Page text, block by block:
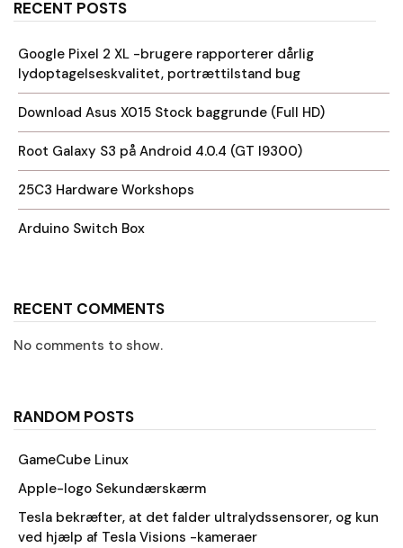
RECENT POSTS
Google Pixel 2 XL -brugere rapporterer dårlig
lydoptagelseskvalitet, portrættilstand bug
Download Asus X015 Stock baggrunde (Full HD)
Root Galaxy S3 på Android 4.0.4 (GT I9300)
25C3 Hardware Workshops
Arduino Switch Box
RECENT COMMENTS
No comments to show.
RANDOM POSTS
GameCube Linux
Apple-logo Sekundærskærm
Tesla bekræfter, at det falder ultralydssensorer, og kun
ved hjælp af Tesla Visions -kameraer